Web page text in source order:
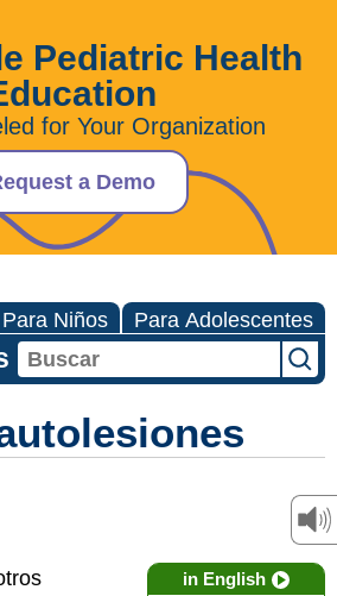
Pediatric Health
for Your Organization
a Demo
Para Niños Para Adolescentes
in English